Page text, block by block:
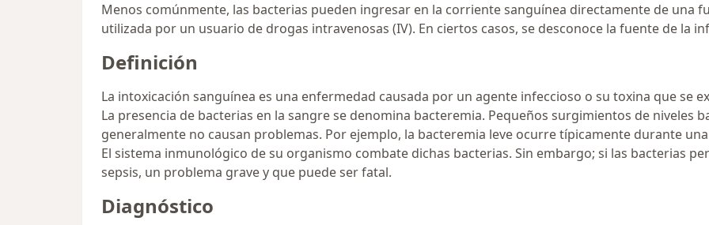
Menos comúnmente, las bacterias pueden ingresar en la corriente sanguínea directamente de una
utilizada por un usuario de drogas intravenosas (IV). En ciertos casos, se desconoce la fuente de la
Definición
La intoxicación sanguínea es una enfermedad causada por un agente infeccioso o su toxina que se
La presencia de bacterias en la sangre se denomina bacteremia. Pequeños surgimientos de niveles
generalmente no causan problemas. Por ejemplo, la bacteremia leve ocurre típicamente durante
El sistema inmunológico de su organismo combate dichas bacterias. Sin embargo; si las bacterias
sepsis, un problema grave y que puede ser fatal.
Diagnóstico